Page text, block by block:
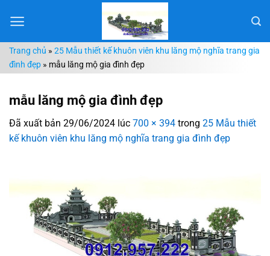
đến
dungTrang chủ » 25 Mẫu thiết kế khuôn viên khu lăng mộ nghĩa trang gia
đình đẹp » mẫu lăng mộ gia đình đẹp
mẫu lăng mộ gia đình đẹp
Đã xuất bản 29/06/2024 lúc 700 × 394 trong 25 Mẫu thiết
kế khuôn viên khu lăng mộ nghĩa trang gia đình đẹp